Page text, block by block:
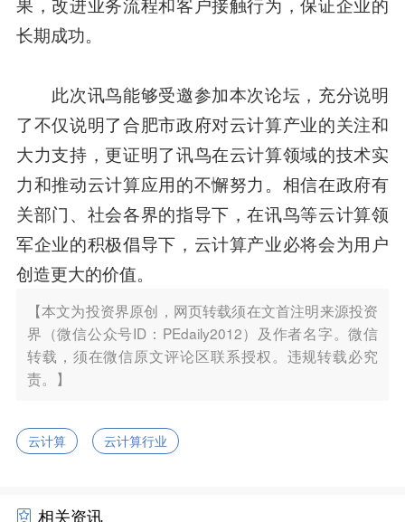
果，改进业务流程和客户接触行为，保证企业的
长期成功。
此次讯鸟能够受邀参加本次论坛，充分说明
了不仅说明了合肥市政府对云计算产业的关注和
大力支持，更证明了讯鸟在云计算领域的技术实
力和推动云计算应用的不懈努力。相信在政府有
关部门、社会各界的指导下，在讯鸟等云计算领
军企业的积极倡导下，云计算产业必将会为用户
创造更大的价值。
【本文为投资界原创，网页转载须在文首注明来源投资
界（微信公众号ID：PEdaily2012）及作者名字。微信
转载，须在微信原文评论区联系授权。违规转载必究
责。】
云计算 云计算行业
相关资讯